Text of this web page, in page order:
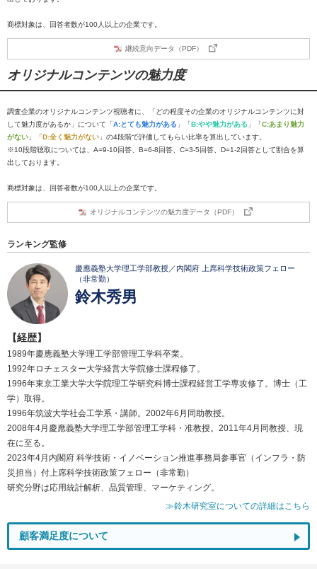
商標対象は、回答者数が100人以上の企業です。
継続意向データ（PDF）
オリジナルコンテンツの魅力度
調査企業のオリジナルコンテンツ視聴者に、「どの程度その企業のオリジナルコンテンツに対
して魅力度があるか」について「A:とても魅力がある 」「B:やや魅力がある 」「C:あまり魅力
がない 」「D:全く魅力がない 」の4段階で評価してもらい比率を算出しています。
※10段階聴取については、A=9-10回答、B=6-8回答、C=3-5回答、D=1-2回答として割合を算
出しております。
商標対象は、回答者数が100人以上の企業です。
オリジナルコンテンツの魅力度データ（PDF）
ランキング監修
慶應義塾大学理工学部教授／内閣府 上席科学技術政策フェロー
（非常勤）
鈴木秀男
【経歴】
1989年慶應義塾大学理工学部管理工学科卒業。
1992年ロチェスター大学経営大学院修士課程修了。
1996年東京工業大学大学院理工学研究科博士課程経営工学専攻修了。博士（工
学）取得。
1996年筑波大学社会工学系・講師。2002年6月同助教授。
2008年4月慶應義塾大学理工学部管理工学科・准教授。2011年4月同教授、現
在に至る。
2023年4月内閣府 科学技術・イノベーション推進事務局参事官（インフラ・防
災担当）付上席科学技術政策フェロー（非常勤）
研究分野は応用統計解析、品質管理、マーケティング。
≫鈴木研究室についての詳細はこちら
顧客満足度について